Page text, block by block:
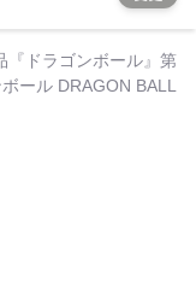
『ドラゴンボール』第
ール DRAGON BALL